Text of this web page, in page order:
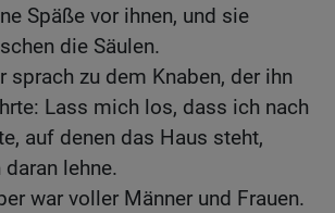
Späße vor ihnen, und sie
die Säulen.
sprach zu dem Knaben, der ihn
Lass mich los, dass ich nach
auf denen das Haus steht,
lehne.
war voller Männer und Frauen.